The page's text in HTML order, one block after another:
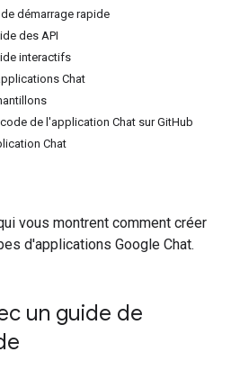
démarrage rapide
des API
interactifs
Chat
de l'application Chat sur GitHub
Chat
vous montrent comment créer
d'applications Google Chat.
un guide de